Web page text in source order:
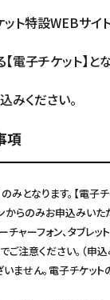
ト特設WEBサイ
電子チケット】と
みください。
項
みとなります。【電子
からのみお申込みい
ャーフォン、タブレッ
注意ください。（申
ません。電子チケット